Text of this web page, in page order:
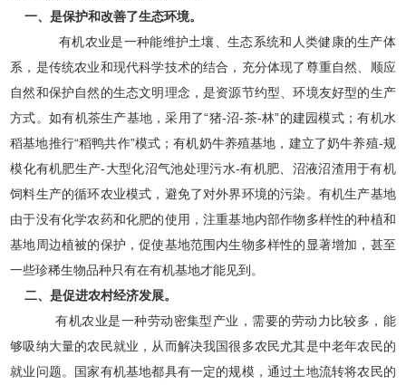
一、是保护和改善了生态环境。
有机农业是一种能维护土壤、生态系统和人类健康的生产体
系，是传统农业和现代科学技术的结合，充分体现了尊重自然、顺应
自然和保护自然的生态文明理念，是资源节约型、环境友好型的生产
方式。如有机茶生产基地，采用了“猪-沼-茶-林”的建园模式；有机水
稻基地推行“稻鸭共作”模式；有机奶牛养殖基地，建立了奶牛养殖-规
模化有机肥生产-大型化沼气池处理污水-有机肥、沼液沼渣用于有机
饲料生产的循环农业模式，避免了对外界环境的污染。有机生产基地
由于没有化学农药和化肥的使用，注重基地内部作物多样性的种植和
基地周边植被的保护，促使基地范围内生物多样性的显著增加，甚至
一些珍稀生物品种只有在有机基地才能见到。
二、是促进农村经济发展。
有机农业是一种劳动密集型产业，需要的劳动力比较多，能
够吸纳大量的农民就业，从而解决我国很多农民尤其是中老年农民的
就业问题。国家有机基地都具有一定的规模，通过土地流转将农民的